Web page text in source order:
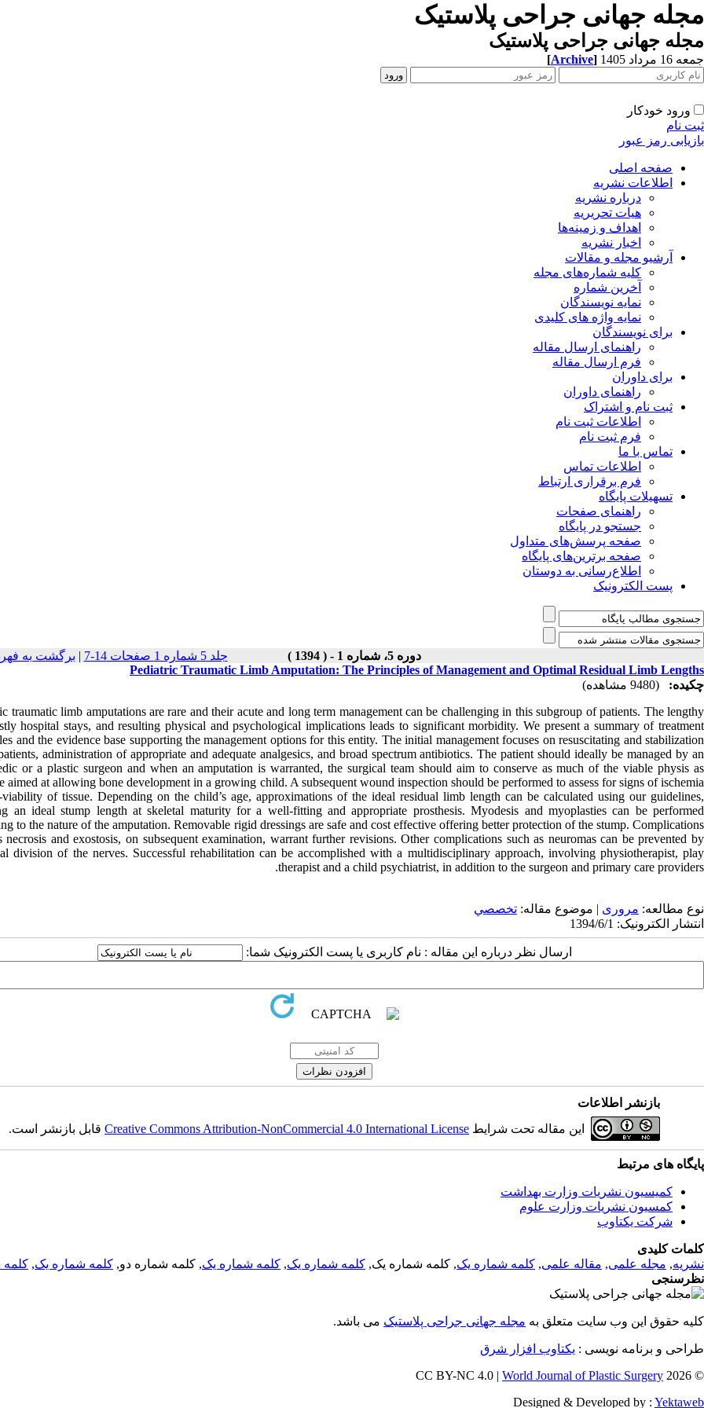
مجله جهانی جراحی پلاستیک
مجله جهانی جراحی پلاستیک
جمعه 16 مرداد 1405 [Archive]
ورود خودکار
ثبت نام
بازیابی رمز عبور
صفحه اصلی
اطلاعات نشریه
درباره نشریه
هیات تحریریه
اهداف و زمینه‌ها
اخبار نشریه
آرشیو مجله و مقالات
کلیه شماره‌های مجله
آخرین شماره
نمایه نویسندگان
نمایه واژه های کلیدی
برای نویسندگان
راهنمای ارسال مقاله
فرم ارسال مقاله
برای داوران
راهنمای داوران
ثبت نام و اشتراک
اطلاعات ثبت نام
فرم ثبت نام
تماس با ما
اطلاعات تماس
فرم برقراری ارتباط
تسهیلات پایگاه
راهنمای صفحات
جستجو در پایگاه
صفحه پرسش‌های متداول
صفحه برترین‌های پایگاه
اطلاع‌رسانی به دوستان
پست الکترونیک
دوره 5، شماره 1 - ( 1394 ) جلد 5 شماره 1 صفحات 14-7 | برگشت به
Pediatric Traumatic Limb Amputation: The Principles of Management and Optimal Residual Limb Lengths
چکیده:
(9480 مشاهده)
traumatic limb amputations are rare and their acute and long term management can be challenging in this subgroup of patients. The lengthy
hospital stays, and resulting physical and psychological implications leads to significant morbidity. We present a summary of treatment
and the evidence base supporting the management options for this entity. The initial management focuses on resuscitating and stabilization
administration of appropriate and adequate analgesics, and broad spectrum antibiotics. The patient should ideally be managed by an
or a plastic surgeon and when an amputation is warranted, the surgical team should aim to conserve as much of the viable physis as
aimed at allowing bone development in a growing child. A subsequent wound inspection should be performed to assess for signs of ischemia
of tissue. Depending on the child’s age, approximations of the ideal residual limb length can be calculated using our guidelines,
an ideal stump length at skeletal maturity for a well-fitting and appropriate prosthesis. Myodesis and myoplasties can be performed
to the nature of the amputation. Removable rigid dressings are safe and cost effective offering better protection of the stump. Complications
necrosis and exostosis, on subsequent examination, warrant further revisions. Other complications such as neuromas can be prevented by
division of the nerves. Successful rehabilitation can be accomplished with a multidisciplinary approach, involving physiotherapist, play
therapist and a child psychiatrist, in addition to the surgeon and primary care providers.
نوع مطالعه: مروری | موضوع مقاله: تخصصي
انتشار الکترونیک: 1394/6/1
ارسال نظر درباره این مقاله : نام کاربری یا پست الکترونیک شما:
بازنشر اطلاعات
این مقاله تحت شرایط Creative Commons Attribution-NonCommercial 4.0 International Licenseقابل بازنشر است.
پایگاه های مرتبط
کمیسیون نشریات وزارت بهداشت
کمسیون نشریات وزارت علوم
شرکت یکتاوب
کلمات کلیدی
نشریه, مجله علمی, مقاله علمی, کلمه شماره یک, کلمه شماره یک, کلمه شماره یک, کلمه شماره یک, کلمه شماره دو, کلمه شماره یک, کلمه
نظرسنجی
کلیه حقوق این وب سایت متعلق به مجله جهانی جراحی پلاستیک می باشد.
طراحی و برنامه نویسی : یکتاوب افزار شرق
© 2026 CC BY-NC 4.0 |
World Journal of Plastic Surgery
Designed & Developed by : Yektaweb